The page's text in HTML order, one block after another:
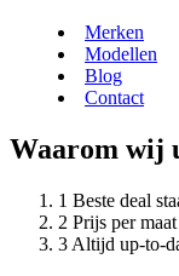
Merken
Modellen
Blog
Contact
Waarom wij
Beste deal
Prijs per
Altijd up-to-